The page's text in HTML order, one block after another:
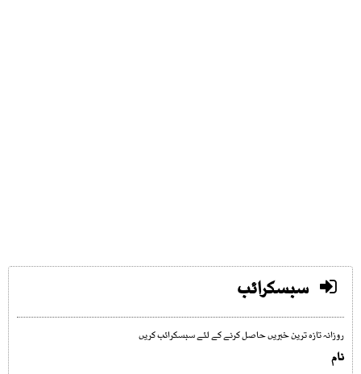
سبسکرائب
روزانہ تازہ ترین خبریں حاصل کرنے کے لئے سبسکرائب کریں
نام